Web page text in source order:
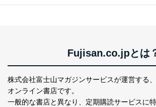
質向上のため
ータ（開示対象個人情報）の利用目的であ
開示等のご請求に対応させていただきま
なお、6、7については、パートナー（提
各SNS運営会社様にご請求いただきますよ
ます。
Fujisan.co.jpとは
株式会社富士山マガジンサービスが運営する、
オンライン書店です。
一般的な書店と異なり、 定期購読サービスに